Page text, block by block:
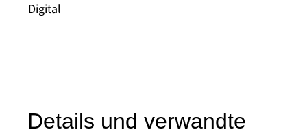
Digital
Details und verwandte